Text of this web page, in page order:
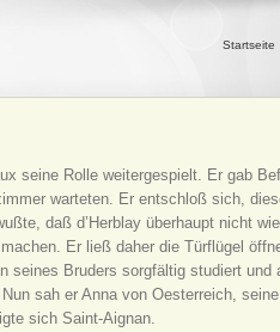
Startseite
seine Rolle weitergespielt. Er gab
warteten. Er entschloß sich,
daß d’Herblay überhaupt nicht
Er ließ daher die Türflügel
seines Bruders sorgfältig studiert
sah er Anna von Oesterreich,
sich Saint-Aignan.